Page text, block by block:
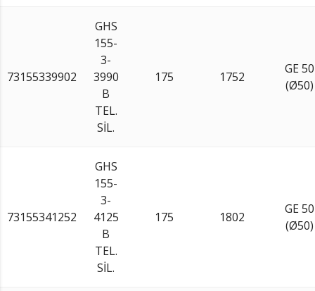
73155339902
GHS
155-
3-
3990
B
TEL.
SİL.
175 1752
GE 50
(Ø50)
73155341252
GHS
155-
3-
4125
B
TEL.
SİL.
175 1802
GE 50
(Ø50)